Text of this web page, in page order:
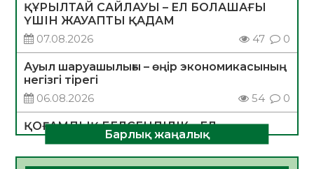
ҚҰРЫЛТАЙ САЙЛАУЫ – ЕЛ БОЛАШАҒЫ
ҮШІН ЖАУАПТЫ ҚАДАМ
07.08.2026
47 0
Ауыл шаруашылығы – өңір экономикасының
негізгі тірегі
06.08.2026
54 0
ҚОҒАМДЫҚ БЕЛСЕНДІЛІК – ЕЛ
ДАМУЫНЫҢ НЕГІЗІ
06.08.2026
52 0
Барлық жаңалық